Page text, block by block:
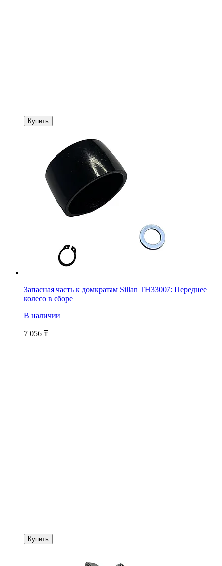
Купить
Запасная часть к домкратам Sillan TH33007: Переднее
колесо в сборе
В наличии
7 056 ₸
Купить